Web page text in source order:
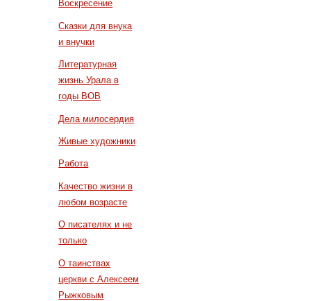
Воскресение
Сказки для внука
и внучки
Литературная
жизнь Урала в
годы ВОВ
Дела милосердия
Живые художники
Работа
Качество жизни в
любом возрасте
О писателях и не
только
О таинствах
церкви с Алексеем
Рыжковым